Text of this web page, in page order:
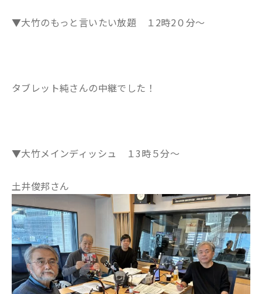
▼大竹のもっと言いたい放題 １2時2０分～
タブレット純さんの中継でした！
▼大竹メインディッシュ １3時５分～
土井俊邦さん